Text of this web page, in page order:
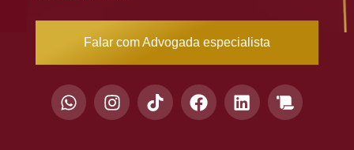
Falar com Advogada especialista